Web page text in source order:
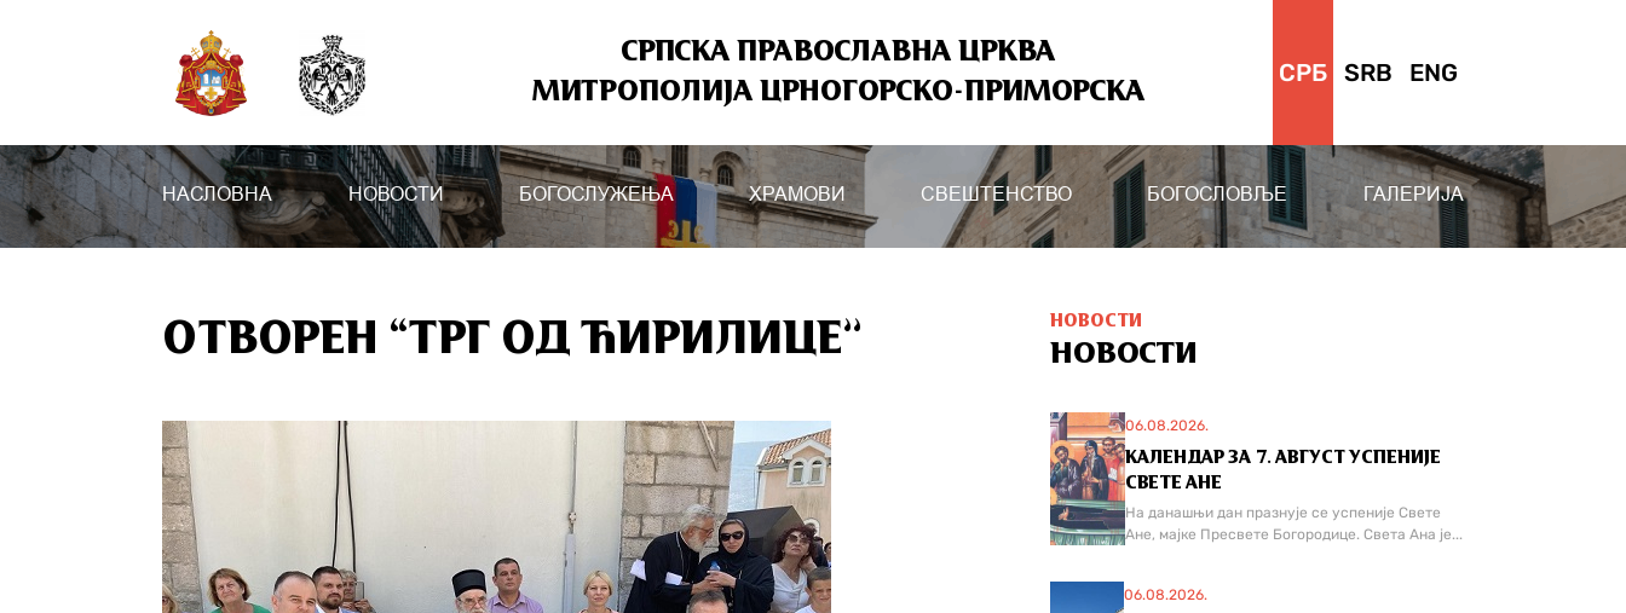
СРПСКА ПРАВОСЛАВНА ЦРКВА
МИТРОПОЛИЈА ЦРНОГОРСКО-ПРИМОРСКА
СРБ SRB ENG
НАСЛОВНА НОВОСТИ БОГОСЛУЖЕЊА ХРАМОВИ СВЕШТЕНСТВО БОГОСЛОВЉЕ ГАЛЕРИЈА
ОТВОРЕН “ТРГ ОД ЋИРИЛИЦЕ” НОВОСТИ
НОВОСТИ
06.08.2026.
КАЛЕНДАР ЗА 7. АВГУСТ УСПЕНИЈЕ
СВЕТЕ АНЕ
На данашњи дан празнује се успеније Свете
Ане, мајке Пресвете Богородице. Света Ана је...
06.08.2026.